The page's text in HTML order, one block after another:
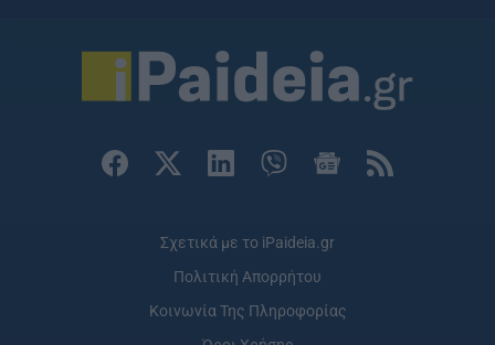
Σχετικά με το iPaideia.gr
Πολιτική Απορρήτου
Κοινωνία Της Πληροφορίας